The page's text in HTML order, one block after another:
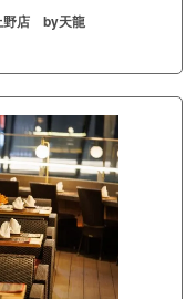
野店 by天龍